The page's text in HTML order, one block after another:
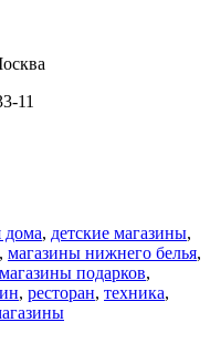
11
дома, детские магазины,
, магазины нижнего белья,
магазины подарков,
, ресторан, техника,